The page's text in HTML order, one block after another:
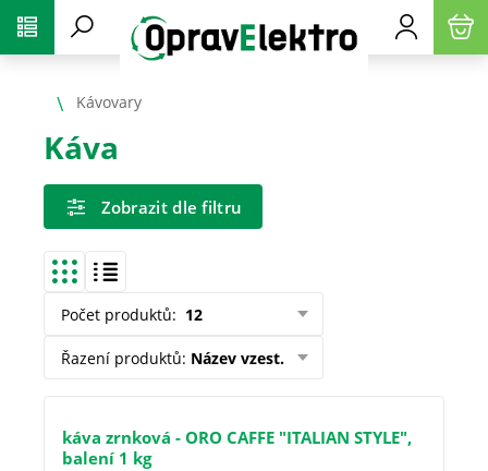
Kávovary
Káva
Zobrazit dle filtru
Počet produktů: 12
Řazení produktů: Název vzest.
káva zrnková - ORO CAFFE "ITALIAN STYLE",
balení 1 kg